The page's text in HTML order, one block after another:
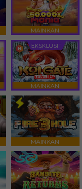
MAINKAN
EKSKLUSIF
MAINKAN
MAINKAN